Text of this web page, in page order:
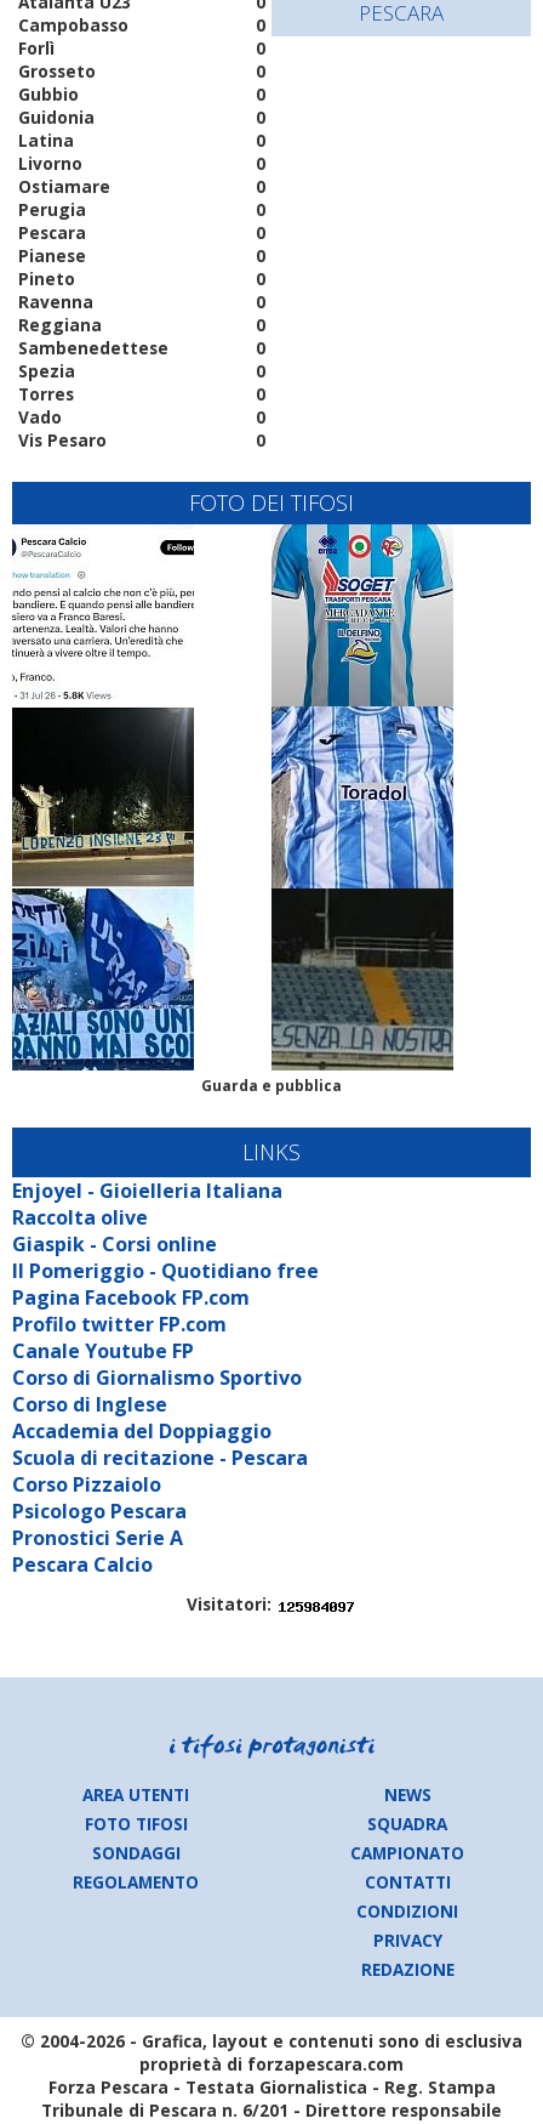
0
Campobasso
0
Forlì
0
Grosseto
0
Gubbio
0
Guidonia
0
Latina
0
Livorno
0
Ostiamare
0
Perugia
0
Pescara
0
Pianese
0
Pineto
0
Ravenna
0
Reggiana
0
Sambenedettese
0
Spezia
0
Torres
0
Vado
0
Vis Pesaro
PESCARA
FOTO DEI TIFOSI
Guarda e pubblica
LINKS
Enjoyel - Gioielleria Italiana
Raccolta olive
Giaspik - Corsi online
Il Pomeriggio - Quotidiano free
Pagina Facebook FP.com
Profilo twitter FP.com
Canale Youtube FP
Corso di Giornalismo Sportivo
Corso di Inglese
Accademia del Doppiaggio
Scuola di recitazione - Pescara
Corso Pizzaiolo
Psicologo Pescara
Pronostici Serie A
Pescara Calcio
Visitatori:
AREA UTENTI
FOTO TIFOSI
SONDAGGI
REGOLAMENTO
NEWS
SQUADRA
CAMPIONATO
CONTATTI
CONDIZIONI
PRIVACY
REDAZIONE
© 2004-2026 - Grafica, layout e contenuti sono di esclusiva
proprietà di forzapescara.com
Forza Pescara - Testata Giornalistica - Reg. Stampa
Tribunale di Pescara n. 6/201 - Direttore responsabile